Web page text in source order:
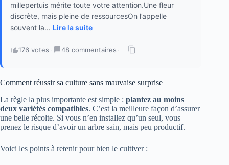
millepertuis mérite toute votre attention.Une fleur
discrète, mais pleine de ressourcesOn l’appelle
souvent la... Lire la suite
176 votes · 48 commentaires ·
Comment réussir sa culture sans mauvaise surprise
La règle la plus importante est simple : plantez au moins
deux variétés compatibles. C’est la meilleure façon d’assurer
une belle récolte. Si vous n’en installez qu’un seul, vous
prenez le risque d’avoir un arbre sain, mais peu productif.
Voici les points à retenir pour bien le cultiver :